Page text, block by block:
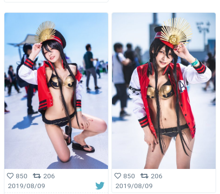
850
206
2019/08/09
850
206
2019/08/09